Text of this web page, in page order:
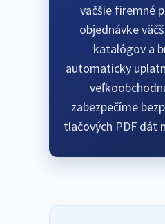
väčšie firemné
objednávke
katalógov a
automaticky
zabezpečíme
tlačových PDF dát